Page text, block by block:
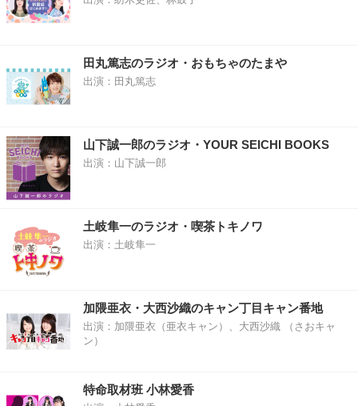
田丸篤志のラジオ・おもちゃのたまや
出演：田丸篤志
山下誠一郎のラジオ・YOUR SEICHI BOOKS
出演：山下誠一郎
土岐隼一のラジオ・喫茶トキノワ
出演：土岐隼一
加隈亜衣・大西沙織のキャン丁目キャン番地
出演：加隈亜衣（亜衣キャン）、大西沙織 （さおキャ
ン）
特命取材班 小林愛香